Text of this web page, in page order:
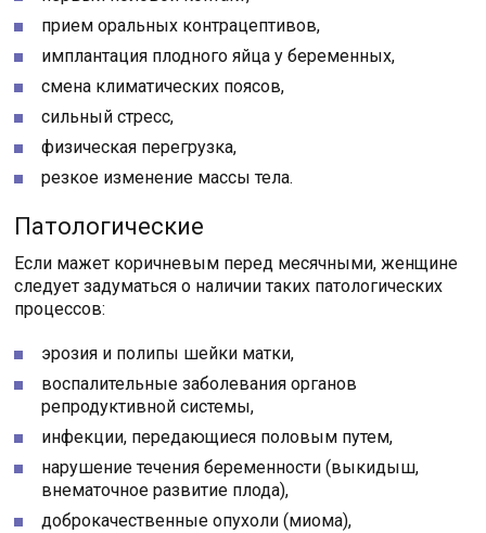
прием оральных контрацептивов,
имплантация плодного яйца у беременных,
смена климатических поясов,
сильный стресс,
физическая перегрузка,
резкое изменение массы тела.
Патологические
Если мажет коричневым перед месячными, женщине
следует задуматься о наличии таких патологических
процессов:
эрозия и полипы шейки матки,
воспалительные заболевания органов
репродуктивной системы,
инфекции, передающиеся половым путем,
нарушение течения беременности (выкидыш,
внематочное развитие плода),
доброкачественные опухоли (миома),